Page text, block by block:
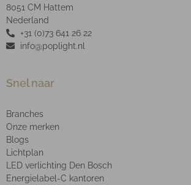
8051 CM Hattem
Nederland
+31 (0)73 641 26 22
info@poplight.nl
Snel naar
Branches
Onze merken
Blogs
Lichtplan
LED verlichting Den Bosch
Energielabel-C kantoren